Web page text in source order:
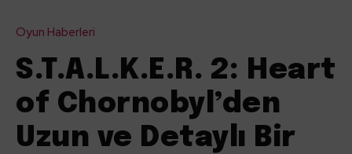
Oyun Haberleri
S.T.A.L.K.E.R. 2: Heart
of Chornobyl’den
Uzun ve Detaylı Bir